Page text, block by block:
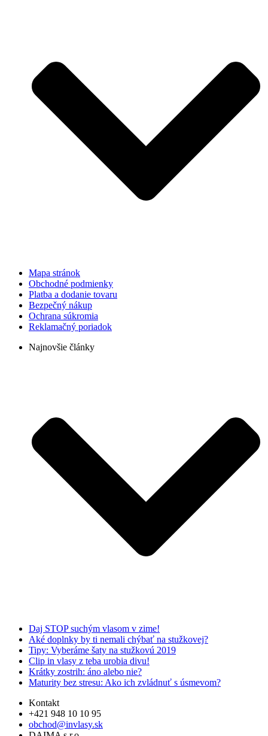
Mapa stránok
Obchodné podmienky
Platba a dodanie tovaru
Bezpečný nákup
Ochrana súkromia
Reklamačný poriadok
Najnovšie články
Daj STOP suchým vlasom v zime!
Aké doplnky by ti nemali chýbať na stužkovej?
Tipy: Vyberáme šaty na stužkovú 2019
Clip in vlasy z teba urobia divu!
Krátky zostrih: áno alebo nie?
Maturity bez stresu: Ako ich zvládnuť s úsmevom?
Kontakt
+421 948 10 10 95
obchod@invlasy.sk